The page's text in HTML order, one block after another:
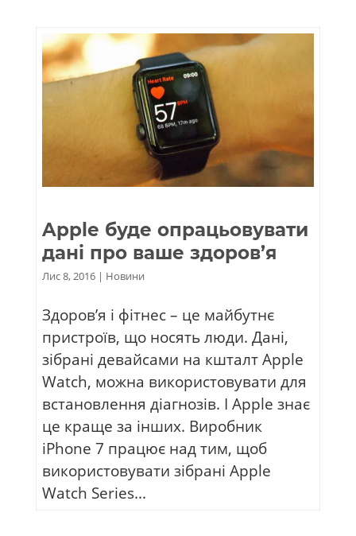
Apple буде опрацьовувати
дані про ваше здоров’я
Лис 8, 2016| Новини
Здоров’я і фітнес – це майбутнє
пристроїв, що носять люди. Дані,
зібрані девайсами на кшталт Apple
Watch, можна використовувати для
встановлення діагнозів. І Apple знає
це краще за інших. Виробник
iPhone 7 працює над тим, щоб
використовувати зібрані Apple
Watch Series...